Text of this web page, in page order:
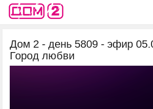
Дом 2 - день 5809 - эфир
Город любви